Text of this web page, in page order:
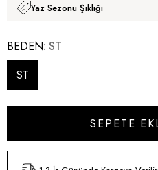
Yaz Sezonu Şıklığı
BEDEN ST
ST